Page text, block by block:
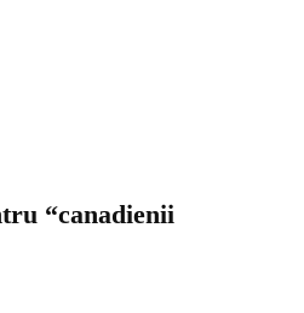
“canadienii